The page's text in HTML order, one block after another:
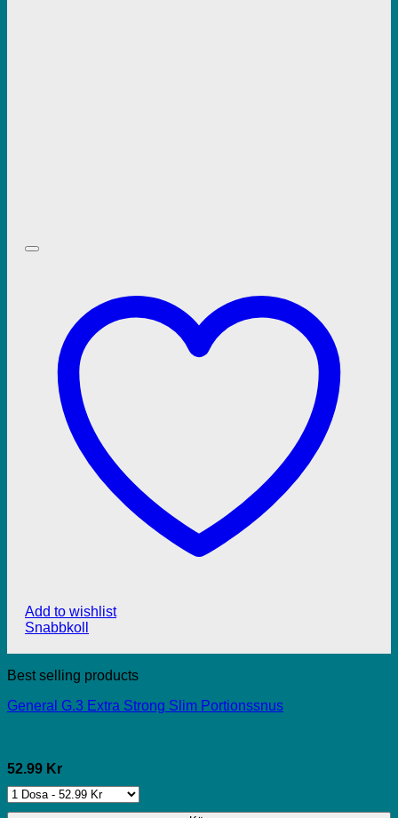
Add to wishlist
Snabbkoll
Best selling products
General G.3 Extra Strong Slim Portionssnus
52.99 Kr